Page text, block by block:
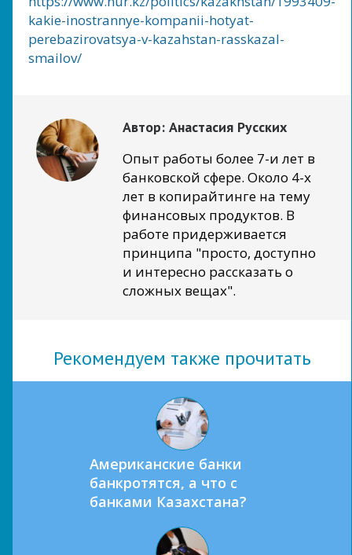
kakie-inostrannye-kompanii-hotyat-
perebazirovatsya-v-kazahstan-rasskazal-
smailov/
Автор: Анастасия Русских
Опыт работы более 7-и лет в
банковской сфере. Около 4-х
лет в копирайтинге на тему
финансовых продуктов. В
работе придерживается
принципа "просто, доступно
и интересно рассказать о
сложных вещах".
Рекомендуем также прочитать
Американские банки
банкротятся, а что с
банками Казахстана?